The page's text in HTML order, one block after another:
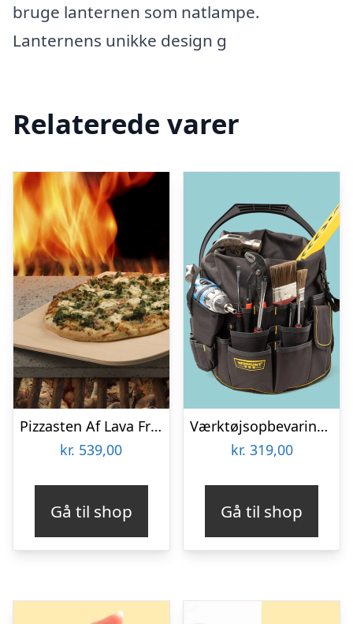
bruge lanternen som natlampe.
Lanternens unikke design g
Relaterede varer
Pizzasten Af Lava Fra Etna
kr. 539,00
Gå til shop
Værktøjsopbevaring til spand
kr. 319,00
Gå til shop